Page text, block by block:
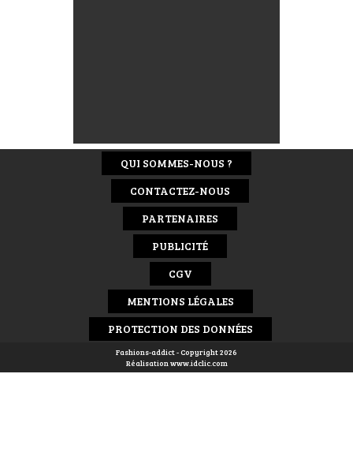
QUI SOMMES-NOUS ?
CONTACTEZ-NOUS
PARTENAIRES
PUBLICITÉ
CGV
MENTIONS LÉGALES
PROTECTION DES DONNÉES
Fashions-addict - Copyright 2026
Réalisation www.idclic.com